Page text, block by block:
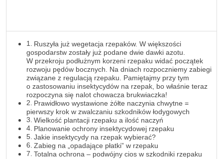
Ruszyła już wegetacja rzepaków. W większości
gospodarstw zostały już podane dwie dawki azotu.
W przekroju podłużnym korzeni rzepaku widać początek
rozwoju pędów bocznych. Na dniach rozpoczniemy zabiegi
związane z regulacją rzepaku. Pamiętajmy przy tym
o zastosowaniu insektycydów na rzepak, bo właśnie teraz
rozpoczyna się nalot chowacza brukwiaczka!
Prawidłowo wystawione żółte naczynia chwytne =
pierwszy krok w zwalczaniu szkodników łodygowych
Wielkość plantacji rzepaku a ilość naczyń
Planowanie ochrony insektycydowej rzepaku
Jakie insektycydy na rzepak wybierać?
Zabieg na „opadające płatki” w rzepaku
Totalna ochrona – podwójny cios w szkodniki rzepaku